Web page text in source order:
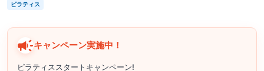
ピラティス
キャンペーン実施中！
ピラティススタートキャンペーン!